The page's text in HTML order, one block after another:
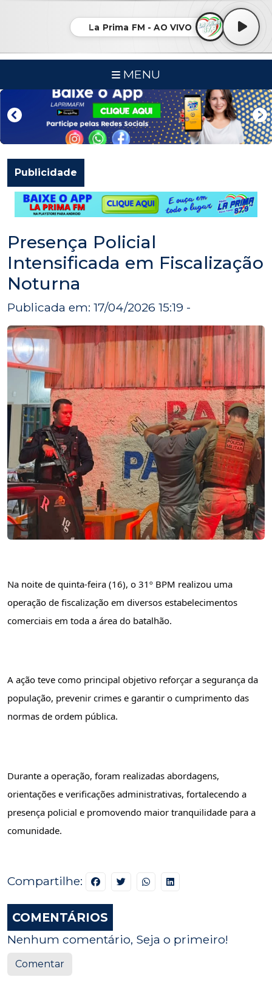
La Prima FM - AO VIVO
MENU
Publicidade
Presença Policial
Intensificada em Fiscalização
Noturna
Publicada em: 17/04/2026 15:19 -
Na noite de quinta-feira (16), o 31º BPM realizou uma
operação de fiscalização em diversos estabelecimentos
comerciais em toda a área do batalhão.
A ação teve como principal objetivo reforçar a segurança da
população, prevenir crimes e garantir o cumprimento das
normas de ordem pública.
Durante a operação, foram realizadas abordagens,
orientações e verificações administrativas, fortalecendo a
presença policial e promovendo maior tranquilidade para a
comunidade.
Compartilhe:
COMENTÁRIOS
Nenhum comentário, Seja o primeiro!
Comentar